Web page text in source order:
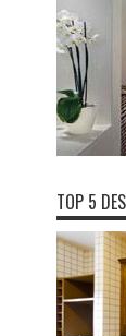
TOP 5